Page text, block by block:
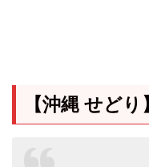
【沖縄 せど